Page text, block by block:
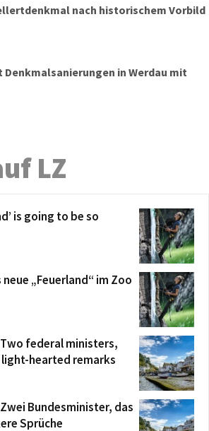
nach historischem Vorbild
in Werdau mit
LZ
is going to be so
„Feuerland“ im Zoo
federal ministers,
light-hearted remarks
Bundesminister, das
Sprüche